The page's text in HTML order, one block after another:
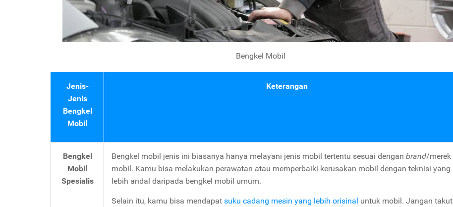
Bengkel Mobil
Jenis-
Jenis
Bengkel
Mobil
Keterangan
Bengkel
Mobil
Spesialis
Bengkel mobil jenis ini biasanya hanya melayani jenis mobil tertentu sesuai dengan brand/merek
mobil. Kamu bisa melakukan perawatan atau memperbaiki kerusakan mobil dengan teknisi yang
lebih andal daripada bengkel mobil umum.
Selain itu, kamu bisa mendapat suku cadang mesin yang lebih orisinal untuk mobil. Jangan takut